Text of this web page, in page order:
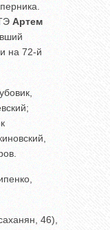
Артем
на 72-й
46),